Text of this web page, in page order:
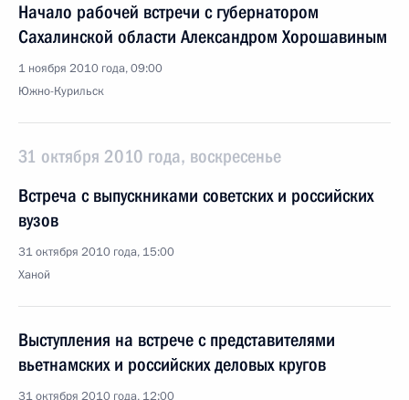
Начало рабочей встречи с губернатором
Сахалинской области Александром Хорошавиным
1 ноября 2010 года, 09:00
Южно-Курильск
31 октября 2010 года, воскресенье
Встреча с выпускниками советских и российских
вузов
31 октября 2010 года, 15:00
Ханой
Выступления на встрече с представителями
вьетнамских и российских деловых кругов
31 октября 2010 года, 12:00